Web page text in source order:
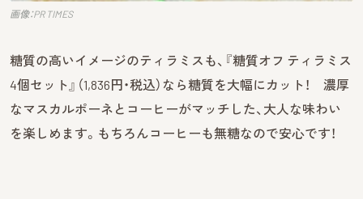
画像：PR TIMES
糖質の高いイメージのティラミスも、『糖質オフ ティラミス
4個セット』（1,836円・税込）なら糖質を大幅にカット！ 濃厚
なマスカルポーネとコーヒーがマッチした、大人な味わい
を楽しめます。もちろんコーヒーも無糖なので安心です！